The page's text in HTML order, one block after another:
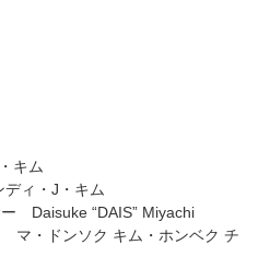
キム
ィ・J・キム
Daisuke “DAIS” Miyachi
マ・ドンソク キム・ホンベク チ